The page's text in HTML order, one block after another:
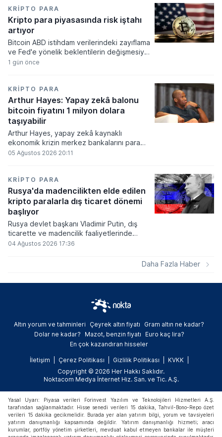
KRIPTO PARA
Kripto para piyasasında risk iştahı
artıyor
Bitcoin ABD istihdam verilerindeki zayıflama
ve Fed'e yönelik beklentilerin değişmesiyle
haftayı yükselişle kapattı. Kripto para
açıklanacak enflasyon rakamlarına ve
küresel gelişmelere çevrildi.
1 gün önce
KRIPTO PARA
Arthur Hayes: Yapay zekâ balonu
bitcoin fiyatını 1 milyon dolara
taşıyabilir
Arthur Hayes, yapay zekâ kaynaklı
ekonomik krizin merkez bankalarını para
basmaya zorlayacağını ve bu durumun
kayıplarının tetikleyeceği kredi krizinin
küresel likidite artışına yol açacağını belirtti
ve bitcoinin bu süreçte en hızlı tepki veren
varlık olacağı vurguladı.
05 Ağustos 2026 20:11
KRIPTO PARA
Rusya'da madencilikten elde edilen
kripto paralarla dış ticaret dönemi
başlıyor
Rusya devlet başkanı Vladimir Putin, dış
ticarette ve madencilik faaliyetlerinde
kripto varlıkların kullanımına onay veren
04 Ağustos 2026 17:36
Daha Fazla Haber
Altın yorum ve tahminleri Çeyrek altın fiyatı
Gram altın ne kadar?
Dolar ne kadar?
Mazot, benzin fiyatı
Euro kaç lira?
En çok kazandıran hisseler
İletişim Çerez Politikası Gizlilik Politikası
KVKK
Copyright © 2026 Her Hakkı Saklıdır.
Noktacom Medya İnternet Hiz. San. ve Tic. A.Ş.
Yasal Uyarı: Piyasa verileri Forinvest Yazılım ve Teknolojileri Hizmetleri A.Ş.
tarafından sağlanmaktadır. Hisse senedi verileri 15 dakika, Tahvil-Bono-Repo özet
verileri 15 dakika gecikmelidir. Burada yer alan yatırım bilgi, yorum ve tavsiyeleri
yatırım danışmanlığı kapsamında değildir. Yatırım danışmanlığı hizmeti; aracı
kurumlar, portföy yönetim şirketleri, mevduat kabul etmeyen bankalar ile müşteri